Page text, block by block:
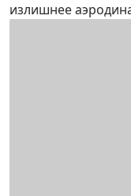
излишнее